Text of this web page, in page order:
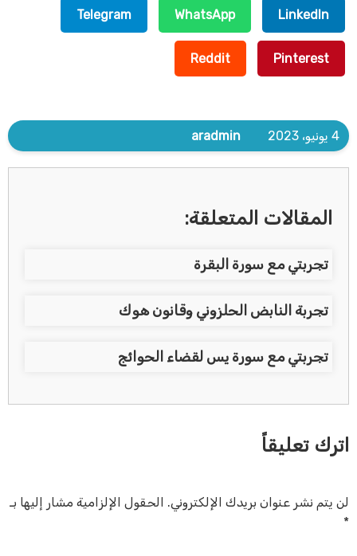
LinkedIn
WhatsApp
Telegram
Pinterest
Reddit
4 يونيو، 2023 aradmin
المقالات المتعلقة:
تجربتي مع سورة البقرة
تجربة النابض الحلزوني وقانون هوك
تجربتي مع سورة يس لقضاء الحوائج
اترك تعليقاً
لن يتم نشر عنوان بريدك الإلكتروني. الحقول الإلزامية مشار إليها بـ
*